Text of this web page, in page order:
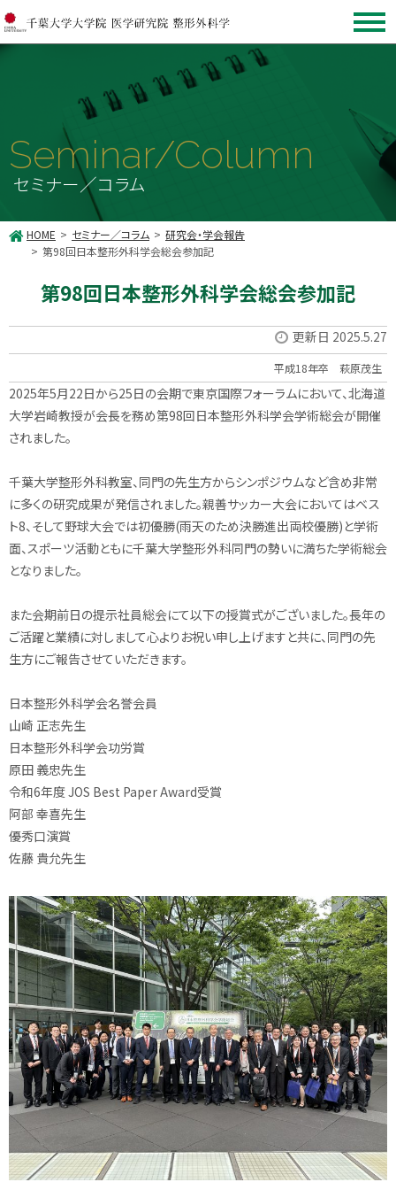
Seminar/Column
セミナー／コラム
HOME セミナー／コラム
研究会・学会報告
第98回日本整形外科学会総会参加記
第98回日本整形外科学会総会参加記
更新日 2025.5.27
平成18年卒 萩原茂生
2025年5月22日から25日の会期で東京国際フォーラムにおいて、北海道
大学岩崎教授が会長を務め第98回日本整形外科学会学術総会が開催
されました。
千葉大学整形外科教室、同門の先生方からシンポジウムなど含め非常
に多くの研究成果が発信されました。親善サッカー大会においてはベス
ト8、そして野球大会では初優勝(雨天のため決勝進出両校優勝)と学術
面、スポーツ活動ともに千葉大学整形外科同門の勢いに満ちた学術総会
となりました。
また会期前日の提示社員総会にて以下の授賞式がございました。長年の
ご活躍と業績に対しまして心よりお祝い申し上げますと共に、同門の先
生方にご報告させていただきます。
日本整形外科学会名誉会員
山崎 正志先生
日本整形外科学会功労賞
原田 義忠先生
令和6年度 JOS Best Paper Award受賞
阿部 幸喜先生
優秀口演賞
佐藤 貴允先生